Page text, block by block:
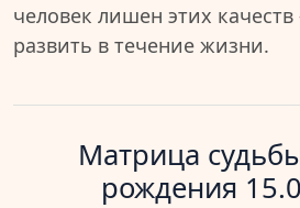
человек лишен этих
развить в течение жизни.
Матрица
рождения